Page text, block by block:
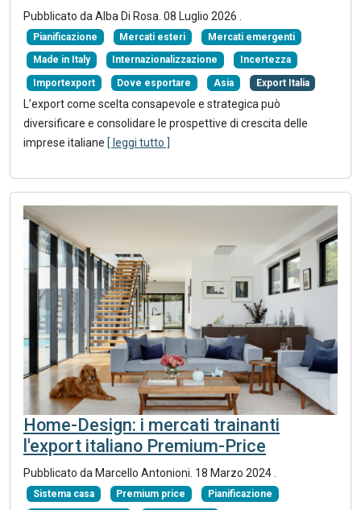
Pubblicato da Alba Di Rosa. 08 Luglio 2026
Pianificazione Mercati esteri Mercati emergenti
Made in Italy Internazionalizzazione Incertezza
Importexport Dove esportare Asia Export Italia
L’export come scelta consapevole e strategica può
diversificare e consolidare le prospettive di crescita delle
imprese italiane [ leggi tutto ]
Home-Design: i mercati trainanti
l'export italiano Premium-Price
Pubblicato da Marcello Antonioni. 18 Marzo 2024
Sistema casa Premium price Pianificazione